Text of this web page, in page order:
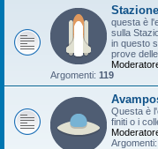
questa è
sulla
in questo
prove
Argomenti: 119
Questa è
finiti o i
Argomenti: